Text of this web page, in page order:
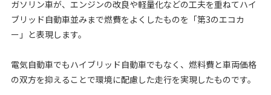
ガソリン車が、エンジンの改良や軽量化などの工夫を重ねてハイ
ブリッド自動車並みまで燃費をよくしたものを「第3のエコカ
ー」と表現します。
電気自動車でもハイブリッド自動車でもなく、燃料費と車両価格
の双方を抑えることで環境に配慮した走行を実現したものです。